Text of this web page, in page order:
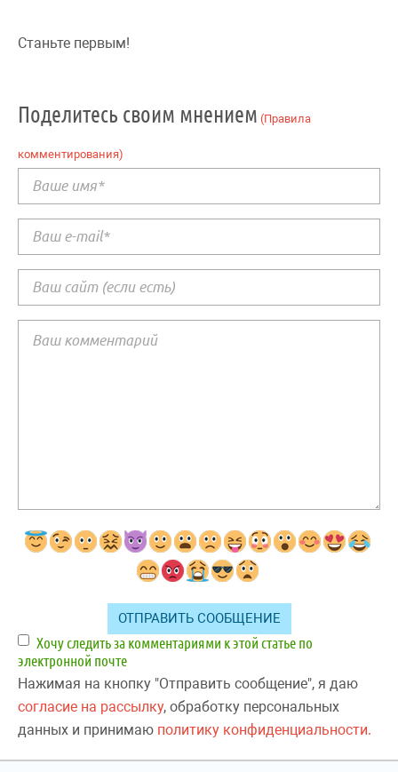
Станьте первым!
Поделитесь своим мнением (Правила
комментирования)
Хочу следить за комментариями к этой статье по
электронной почте
Нажимая на кнопку "Отправить сообщение", я даю
согласие на рассылку, обработку персональных
данных и принимаю политику конфиденциальности.